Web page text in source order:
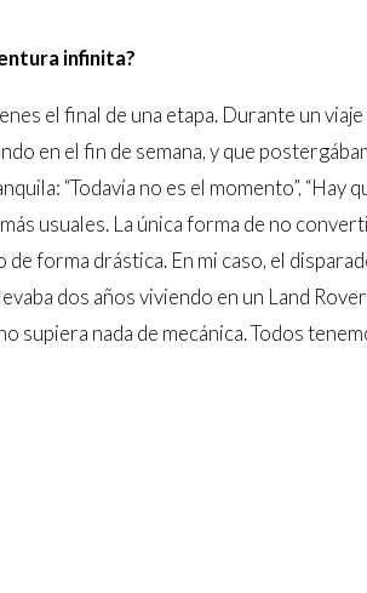
infinita?
el final de una etapa. Durante un
en el fin de semana, y que
“Todavía no es el momento”, “Hay
usuales. La única forma de no
forma drástica. En mi caso, el
dos años viviendo en un Land
supiera nada de mecánica. Todos